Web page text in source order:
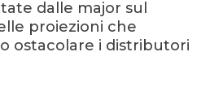
dalle major sul
proiezioni che
ostacolare i distributori